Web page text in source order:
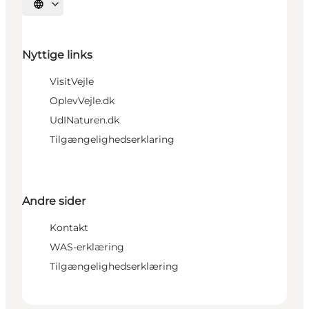
Vælg sprog
Nyttige links
VisitVejle
OplevVejle.dk
UdINaturen.dk
Tilgængelighedserklaring
Andre sider
Kontakt
WAS-erklæring
Tilgængelighedserklæring